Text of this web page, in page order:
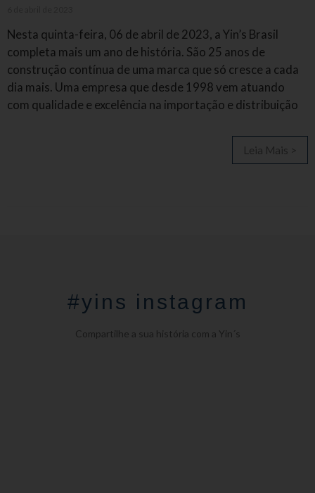
Nesta quinta-feira, 06 de abril de 2023, a Yin’s Brasil
completa mais um ano de história. São 25 anos de
construção contínua de uma marca que só cresce a cada
dia mais. Uma empresa que desde 1998 vem atuando
com qualidade e excelência na importação e distribuição
Leia Mais >
#yins instagram
Compartilhe a sua história com a Yin´s